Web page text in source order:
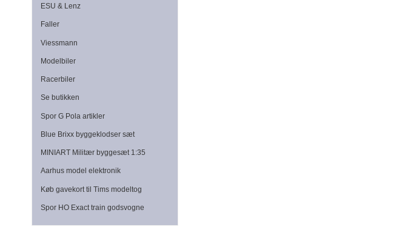
ESU & Lenz
Faller
Viessmann
Modelbiler
Racerbiler
Se butikken
Spor G Pola artikler
Blue Brixx byggeklodser sæt
MINIART Militær byggesæt 1:35
Aarhus model elektronik
Køb gavekort til Tims modeltog
Spor HO Exact train godsvogne